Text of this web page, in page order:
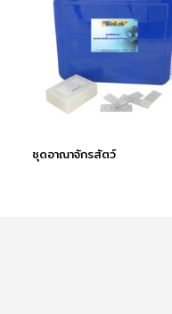
ชุดอาณาจักรสัตว์